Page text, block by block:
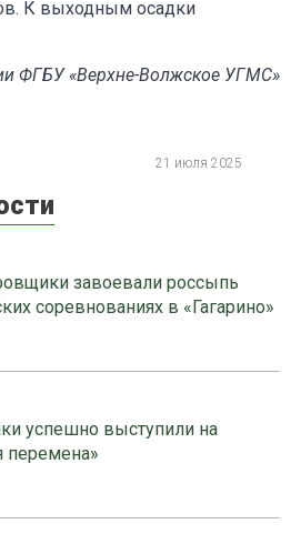
К выходным осадки
ФГБУ «Верхне-Волжское УГМС»
21 июля 2025
завоевали россыпь
соревнованиях в «Гагарино»
успешно выступили на
перемена»